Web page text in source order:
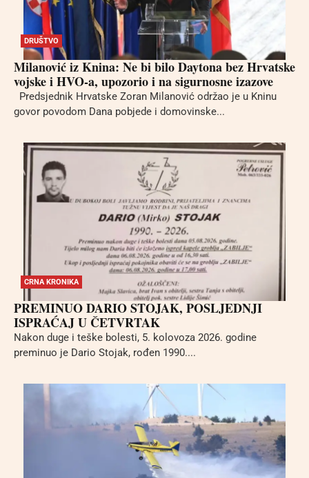
DRUŠTVO
Milanović iz Knina: Ne bi bilo Daytona bez Hrvatske
vojske i HVO-a, upozorio i na sigurnosne izazove
Predsjednik Hrvatske Zoran Milanović održao je u Kninu
govor povodom Dana pobjede i domovinske...
CRNA KRONIKA
PREMINUO DARIO STOJAK, POSLJEDNJI
ISPRAĆAJ U ČETVRTAK
Nakon duge i teške bolesti, 5. kolovoza 2026. godine
preminuo je Dario Stojak, rođen 1990....